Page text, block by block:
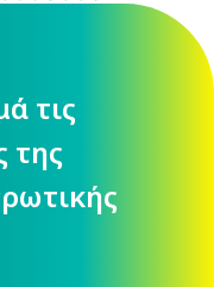
τις
της